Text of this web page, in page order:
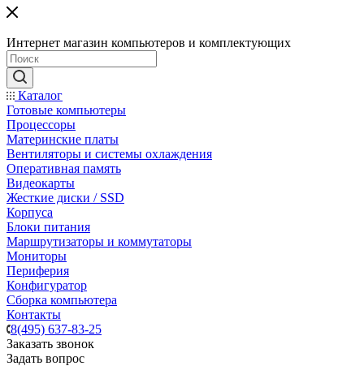
Интернет магазин компьютеров и комплектующих
Каталог
Готовые компьютеры
Процессоры
Материнские платы
Вентиляторы и системы охлаждения
Оперативная память
Видеокарты
Жесткие диски / SSD
Корпуса
Блоки питания
Маршрутизаторы и коммутаторы
Мониторы
Периферия
Конфигуратор
Сборка компьютера
Контакты
8(495) 637-83-25
Заказать звонок
Задать вопрос